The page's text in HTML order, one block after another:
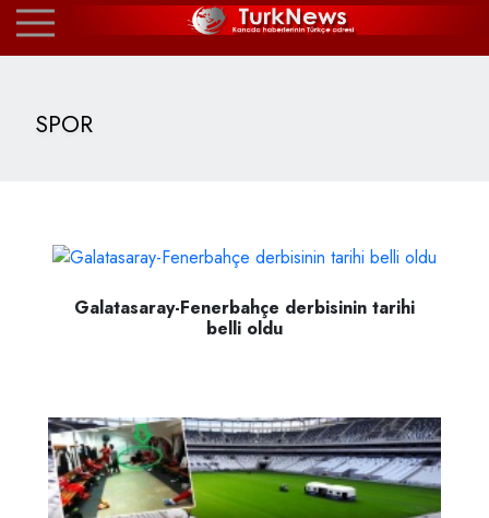
SPOR
Galatasaray-Fenerbahçe derbisinin tarihi
belli oldu